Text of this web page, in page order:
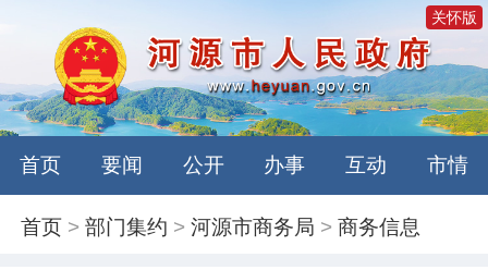
关怀版
首页 要闻 公开 办事 互动 市情
首页 >部门集约 >河源市商务局 >商务信息